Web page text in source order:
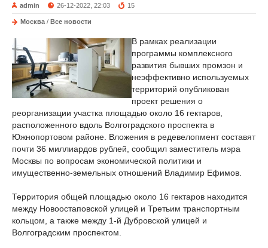
admin 26-12-2022, 22:03 15
Москва / Все новости
В рамках реализации
программы комплексного
развития бывших промзон и
неэффективно используемых
территорий опубликован
проект решения о
реорганизации участка площадью около 16 гектаров,
расположенного вдоль Волгоградского проспекта в
Южнопортовом районе. Вложения в редевелопмент составят
почти 36 миллиардов рублей, сообщил заместитель мэра
Москвы по вопросам экономической политики и
имущественно-земельных отношений Владимир Ефимов.
Территория общей площадью около 16 гектаров находится
между Новоостаповской улицей и Третьим транспортным
кольцом, а также между 1-й Дубровской улицей и
Волгоградским проспектом.